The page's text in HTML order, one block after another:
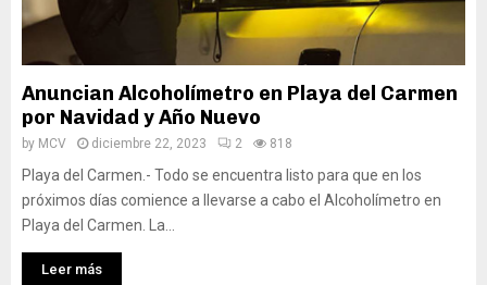
Anuncian Alcoholímetro en Playa del Carmen
por Navidad y Año Nuevo
by MCV diciembre 22, 2023 2 818
Playa del Carmen.- Todo se encuentra listo para que en los
próximos días comience a llevarse a cabo el Alcoholímetro en
Playa del Carmen. La...
Leer más